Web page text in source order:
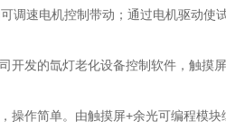
调速电机控制带动；通过电机驱动使
开发的氙灯老化设备控制软件，触摸
操作简单。由触摸屏+余光可编程模